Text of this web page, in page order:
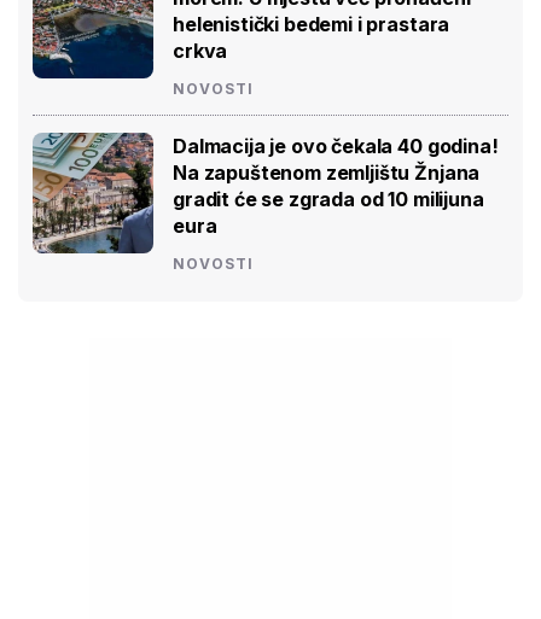
helenistički bedemi i prastara
crkva
NOVOSTI
Dalmacija je ovo čekala 40 godina!
Na zapuštenom zemljištu Žnjana
gradit će se zgrada od 10 milijuna
eura
NOVOSTI